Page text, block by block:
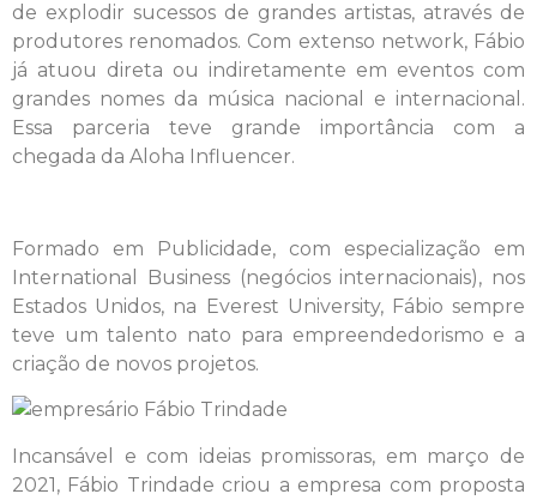
de explodir sucessos de grandes artistas, através de
produtores renomados. Com extenso network, Fábio
já atuou direta ou indiretamente em eventos com
grandes nomes da música nacional e internacional.
Essa parceria teve grande importância com a
chegada da Aloha Influencer.
Formado em Publicidade, com especialização em
International Business (negócios internacionais), nos
Estados Unidos, na Everest University, Fábio sempre
teve um talento nato para empreendedorismo e a
criação de novos projetos.
Incansável e com ideias promissoras, em março de
2021, Fábio Trindade criou a empresa com proposta